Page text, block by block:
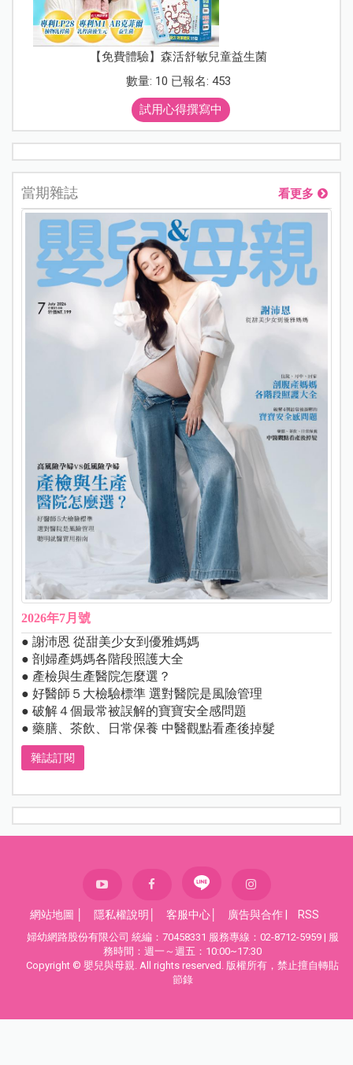
【免費體驗】森活舒敏兒童益生菌
數量: 10 已報名: 453
試用心得撰寫中
當期雜誌 看更多
2026年7月號
● 謝沛恩 從甜美少女到優雅媽媽
● 剖婦產媽媽各階段照護大全
● 產檢與生產醫院怎麼選？
● 好醫師５大檢驗標準 選對醫院是風險管理
● 破解４個最常被誤解的寶寶安全感問題
● 藥膳、茶飲、日常保養 中醫觀點看產後掉髮
雜誌訂閱
網站地圖 隱私權說明 客服中心 廣告與合作 RSS
婦幼網路股份有限公司 統編：70458331 服務專線：02-8712-5959 | 服
務時間：週一～週五：10:00~17:30
Copyright © 嬰兒與母親. All rights reserved. 版權所有，禁止擅自轉貼
節錄